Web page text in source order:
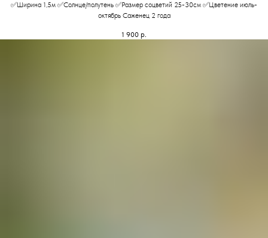
✅Ширина 1,5м ✅Солнце/полутень ✅Размер соцветий 25-30см ✅Цветение июль-
октябрь Саженец 2 года
1 900 р.